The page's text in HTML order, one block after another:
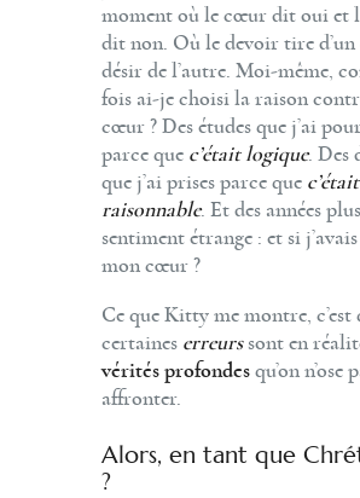
moment où le cœur dit oui et
dit non. Où le devoir tire d’un
désir de l’autre. Moi-même,
fois ai-je choisi la raison
cœur ? Des études que j’ai
parce que c’était logique. Des
que j’ai prises parce que c’était
raisonnable. Et des années
sentiment étrange : et si
mon cœur ?
Ce que Kitty me montre, c’est
certaines erreurssont en
vérités profondes qu’on n’ose
affronter.
Alors, en tant que
?